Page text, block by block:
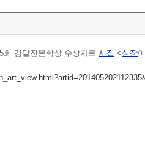
회 김달진문학상 수상자로 시집 <심장